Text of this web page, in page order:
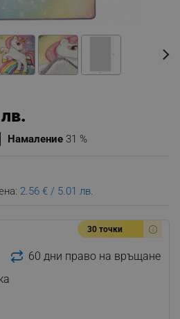
Намаление 31 %
2.56 € / 5.01 лв.
30 точки
60 дни право на връщане